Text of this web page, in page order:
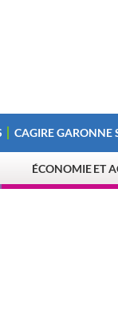
CAGIRE GARONNE
ÉCONOMIE ET